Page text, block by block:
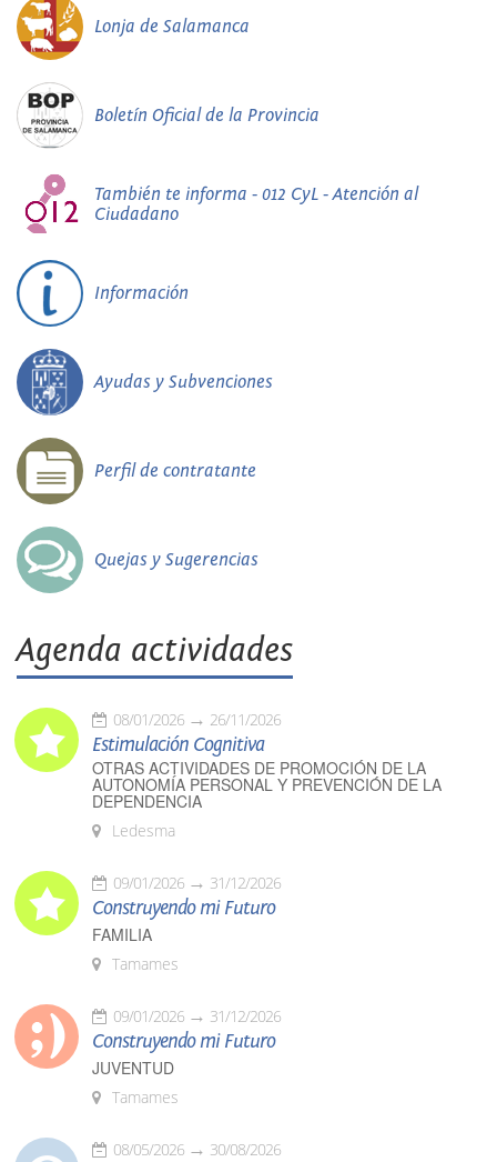
Lonja de Salamanca
Boletín Oficial de la Provincia
También te informa - 012 CyL - Atención al
Ciudadano
Información
Ayudas y Subvenciones
Perfil de contratante
Quejas y Sugerencias
Agenda actividades
08/01/2026 26/11/2026
Estimulación Cognitiva
OTRAS ACTIVIDADES DE PROMOCIÓN DE LA
AUTONOMÍA PERSONAL Y PREVENCIÓN DE LA
DEPENDENCIA
Ledesma
09/01/2026 31/12/2026
Construyendo mi Futuro
FAMILIA
Tamames
09/01/2026 31/12/2026
Construyendo mi Futuro
JUVENTUD
Tamames
08/05/2026 30/08/2026